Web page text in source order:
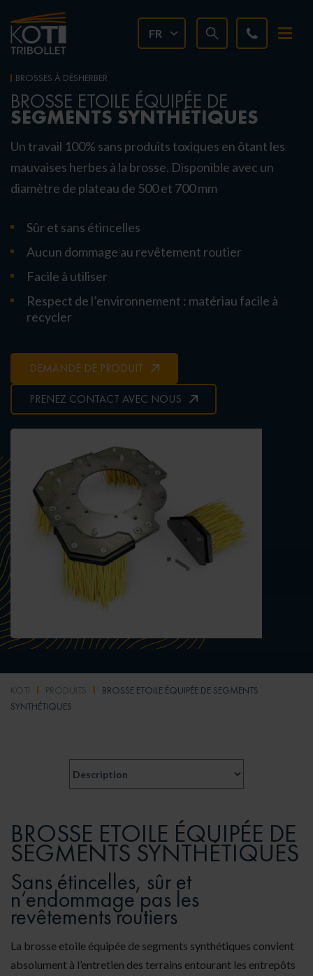
FR
BROSSES À DÉSHERBER
BROSSE ETOILE ÉQUIPÉE DE
SEGMENTS SYNTHÉTIQUES
Un travail 100% sans produits toxiques en ôtant les
mauvaises herbes à la brosse. Disponible avec un
diamètre de plateau de 500 et 700 mm
Sûr et sans étincelles
Aucun dommage au revêtement routier
Facile à utiliser
Respect de l’environnement : matériau facile à
recycler
DEMANDE DE PRODUIT
PRENEZ CONTACT AVEC NOUS
KOTI PRODUITS
BROSSE ETOILE ÉQUIPÉE DE SEGMENTS
SYNTHÉTIQUES
BROSSE ETOILE ÉQUIPÉE DE
SEGMENTS SYNTHÉTIQUES
Sans étincelles, sûr et
n’endommage pas les
revêtements routiers
La brosse etoile équipée de segments synthétiques convient
absolument à l’entretien des terrains entourant les entrepôts